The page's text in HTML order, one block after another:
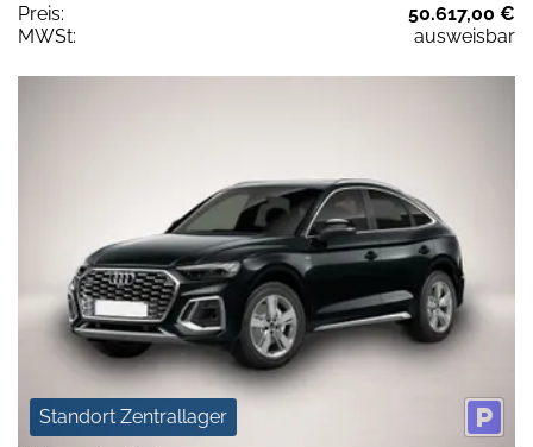
Preis:
50.617,00 €
MWSt:
ausweisbar
Standort Zentrallager